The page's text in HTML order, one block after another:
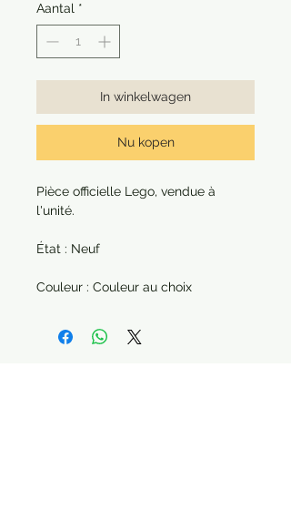
Aantal *
In winkelwagen
Nu kopen
Pièce officielle Lego, vendue à
l'unité.
État : Neuf
Couleur : Couleur au choix